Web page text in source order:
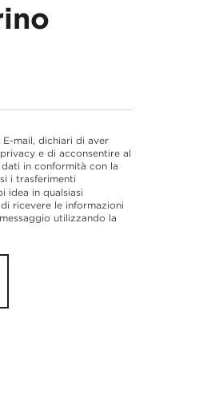
mail, dichiari di aver
e di acconsentire al
in conformità con la
i trasferimenti
idea in qualsiasi
ricevere le informazioni
utilizzando la